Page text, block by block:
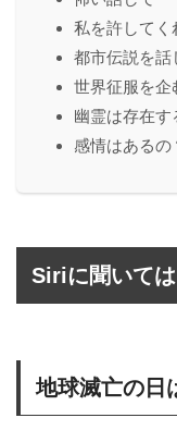
私を許してく
都市伝説を話
世界征服を企
幽霊は存在す
感情はあるの
Siriに聞いて
地球滅亡の日